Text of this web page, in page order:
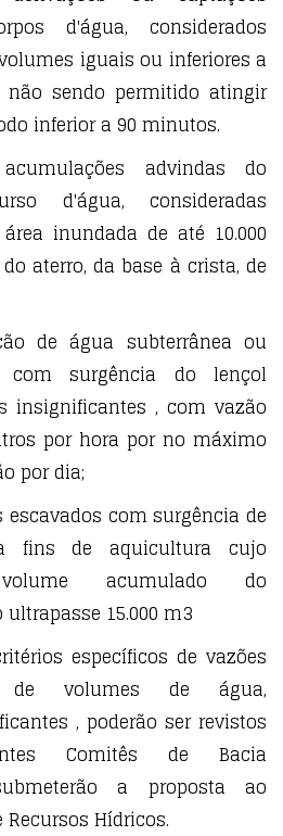
d'água, considerados
iguais ou inferiores a
não sendo permitido atingir
inferior a 90 minutos.
advindas do
d'água, consideradas
inundada de até 10.000
aterro, da base à crista, de
de água subterrânea ou
com surgência do lençol
insignificantes , com vazão
por hora por no máximo
por dia;
com surgência de
fins de aquicultura cujo
acumulado do
15.000 m3
específicos de vazões
de volumes de água,
, poderão ser revistos
Comitês de Bacia
a proposta ao
Hídricos.